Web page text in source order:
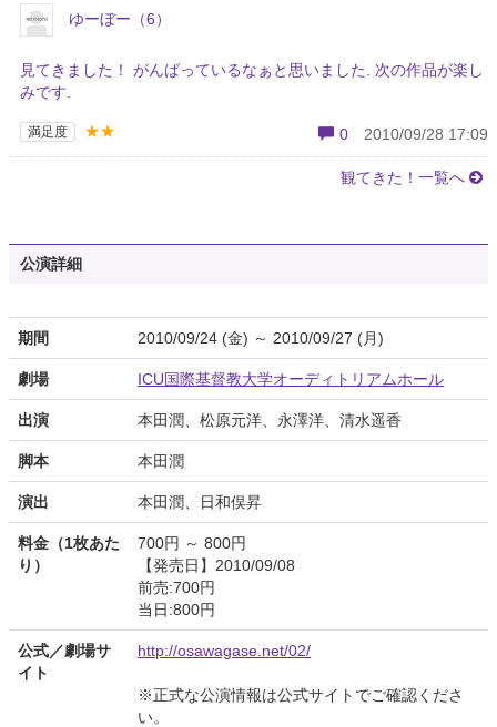
ゆーぼー（6）
見てきました！ がんばっているなぁと思いました. 次の作品が楽し
みです.
満足度 ★★ 0 2010/09/28 17:09
観てきた！一覧へ
公演詳細
期間 2010/09/24 (金) ～ 2010/09/27 (月)
劇場 ICU国際基督教大学オーディトリアムホール
出演 本田潤、松原元洋、永澤洋、清水遥香
脚本 本田潤
演出 本田潤、日和俣昇
料金（1枚あた
り）
700円 ～ 800円
【発売日】2010/09/08
前売:700円
当日:800円
公式／劇場サ
イト
http://osawagase.net/02/
※正式な公演情報は公式サイトでご確認くださ
い。